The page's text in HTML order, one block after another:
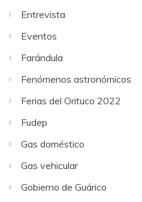
Entrevista
Eventos
Farándula
Fenómenos astronómicos
Ferias del Orituco 2022
Fudep
Gas doméstico
Gas vehicular
Gobierno de Guárico